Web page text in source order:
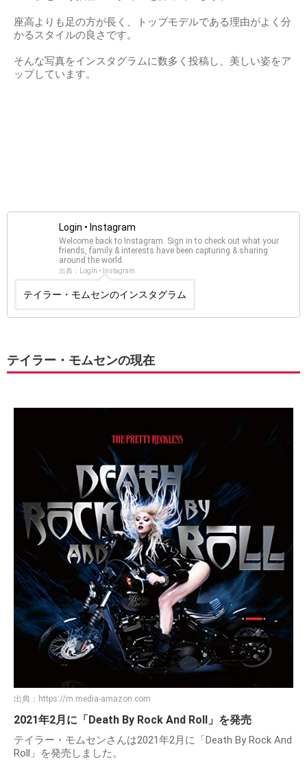
座高よりも足の方が長く、トップモデルである理由がよく分
かるスタイルの良さです。
そんな写真をインスタグラムに数多く投稿し、美しい姿をア
ップしています。
Login • Instagram
Welcome back to Instagram. Sign in to check out what your
friends, family & interests have been capturing & sharing
around the world.
出典：Login • Instagram
テイラー・モムセンのインスタグラム
テイラー・モムセンの現在
出典： https://m.media-amazon.com
2021年2月に「Death By Rock And Roll」を発売
テイラー・モムセンさんは2021年2月に「Death By Rock And
Roll」を発売しました。